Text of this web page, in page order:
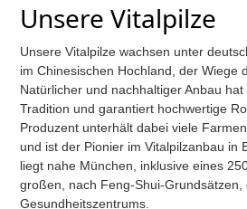
Unsere Vitalpilze
Unsere Vitalpilze wachsen unter
im Chinesischen Hochland, der Wiege
Natürlicher und nachhaltiger Anbau
Tradition und garantiert hochwertige
Produzent unterhält dabei viele
und ist der Pionier im Vitalpilzanbau in
liegt nahe München, inklusive eines
großen, nach Feng-Shui-Grundsätzen,
Gesundheitszentrums.